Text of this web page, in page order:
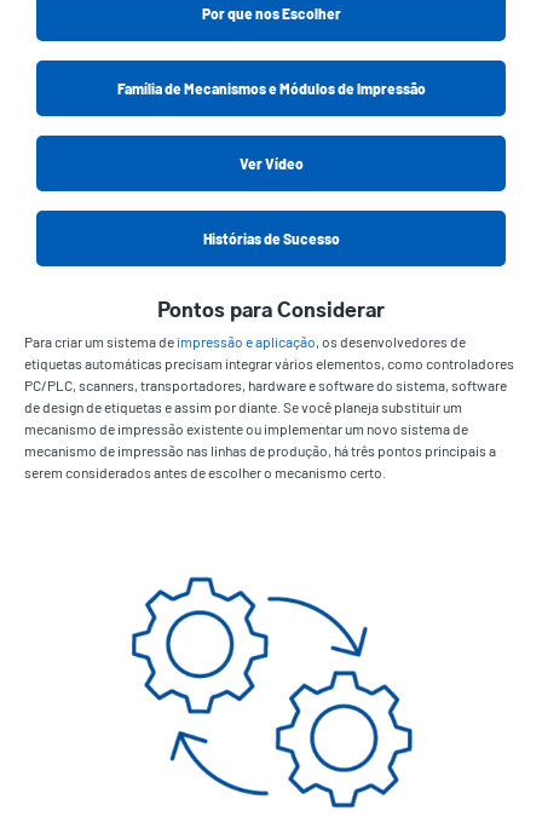
Por que nos Escolher
Família de Mecanismos e Módulos de Impressão
Ver Vídeo
Histórias de Sucesso
Pontos para Considerar
Para criar um sistema de impressão e aplicação, os desenvolvedores de
etiquetas automáticas precisam integrar vários elementos, como controladores
PC/PLC, scanners, transportadores, hardware e software do sistema, software
de design de etiquetas e assim por diante. Se você planeja substituir um
mecanismo de impressão existente ou implementar um novo sistema de
mecanismo de impressão nas linhas de produção, há três pontos principais a
serem considerados antes de escolher o mecanismo certo.